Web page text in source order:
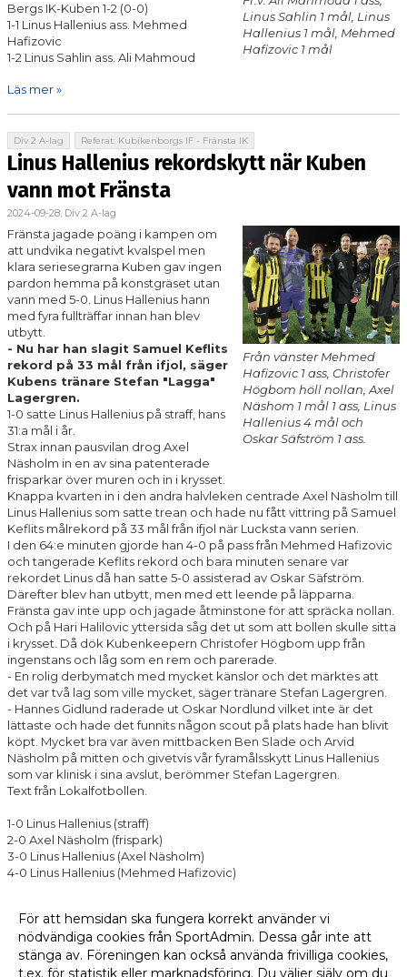
Linus Sahlin 1 mål, Linus
Hallenius 1 mål, Mehmed
Hafizovic 1 mål
Bergs IK-Kuben 1-2 (0-0)
1-1 Linus Hallenius ass. Mehmed
Hafizovic
1-2 Linus Sahlin ass. Ali Mahmoud
Läs mer »
Div 2 A-lag Referat: Kubikenborgs IF - Fränsta IK
Linus Hallenius rekordskytt när Kuben
vann mot Fränsta
2024-09-28, Div 2 A-lag
Från vänster Mehmed
Hafizovic 1 ass, Christofer
Högbom höll nollan, Axel
Näshom 1 mål 1 ass, Linus
Hallenius 4 mål och
Oskar Säfström 1 ass.
Fränsta jagade poäng i kampen om
att undvika negativt kvalspel men
klara seriesegrarna Kuben gav ingen
pardon hemma på konstgräset utan
vann med 5-0. Linus Hallenius hann
med fyra fullträffar innan han blev
utbytt.
- Nu har han slagit Samuel Keflits
rekord på 33 mål från ifjol, säger
Kubens tränare Stefan "Lagga"
Lagergren.
1-0 satte Linus Hallenius på straff, hans
31:a mål i år.
Strax innan pausvilan drog Axel
Näsholm in en av sina patenterade
frisparkar över muren och in i krysset.
Knappa kvarten in i den andra halvleken centrade Axel Näsholm till
Linus Hallenius som satte trean och hade nu fått vittring på Samuel
Keflits målrekord på 33 mål från ifjol när Lucksta vann serien.
I den 64:e minuten gjorde han 4-0 på pass från Mehmed Hafizovic
och tangerade Keflits rekord och bara minuten senare var
rekordet Linus då han satte 5-0 assisterad av Oskar Säfström.
Därefter blev han utbytt, men med ett leende på läpparna.
Fränsta gav inte upp och jagade åtminstone för att spräcka nollan.
Och på Hari Halilovic yttersida såg det ut som att bollen skulle sitta
i krysset. Då dök Kubenkeepern Christofer Högbom upp från
ingenstans och låg som en rem och parerade.
- En rolig derbymatch med mycket känslor och det märktes att
det var två lag som ville mycket, säger tränare Stefan Lagergren.
- Hannes Gidlund raderade ut Oskar Nordlund vilket inte är det
lättaste och hade det funnits någon scout på plats hade han blivit
köpt. Mycket bra var även mittbacken Ben Slade och Arvid
Näsholm på mitten och givetvis vår fyramålsskytt Linus Hallenius
som var klinisk i sina avslut, berömmer Stefan Lagergren.
Text från Lokalfotbollen.
1-0 Linus Hallenius (straff)
2-0 Axel Näsholm (frispark)
3-0 Linus Hallenius (Axel Näsholm)
4-0 Linus Hallenius (Mehmed Hafizovic)
Läs mer »
Fler nyheter >>
För att hemsidan ska fungera korrekt använder vi
nödvändiga cookies från SportAdmin. Dessa går inte att
stänga av. Föreningen kan också använda frivilliga cookies,
t.ex. för statistik eller marknadsföring. Du väljer själv om du